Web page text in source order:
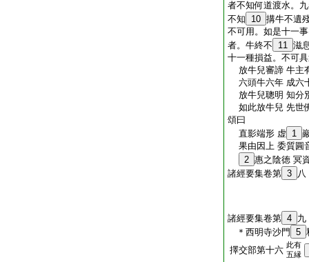
者不知何道渡水。
不知
10 搆牛不遺
不可用。如是十一
者。牛終不
11 滋
十一種損益。不可
放牛兒審諦 牛主
六頭牛六年 成六
放牛兒聰明 知分
如此放牛兒 先世
頌曰
直影端形 虚 1
果由因上 委質圓
2 惠之陰徳 冥
諸經要集卷第 3 八
諸經要集卷第 4 九
＊西明寺沙門
5
擇交部第十六 此有
五縁